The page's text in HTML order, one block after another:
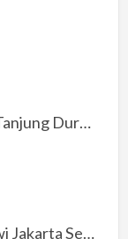
Kos wanita murah Tanjung Duren Jakarta Barat
Kost MRT Haji Nawi Jakarta Selatan